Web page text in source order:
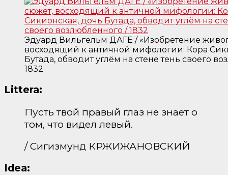
Эдуард Вильгельм ДАГЕ / «Изобретение
восходящий к античной мифологии: Кора
Бутада, обводит углём на стене тень своего
1832
Littera:
Пусть твой правый глаз не знает о
том, что видел левый.
/ Сигизмунд КРЖИЖАНОВСКИЙ
Idea: